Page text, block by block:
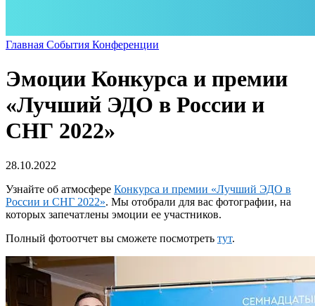
Главная События Конференции
Эмоции Конкурса и премии
«Лучший ЭДО в России и
СНГ 2022»
28.10.2022
Узнайте об атмосфере Конкурса и премии «Лучший ЭДО в
России и СНГ 2022». Мы отобрали для вас фотографии, на
которых запечатлены эмоции ее участников.
Полный фотоотчет вы сможете посмотреть тут.